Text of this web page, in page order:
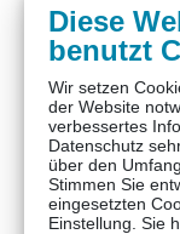
Alter Stadtweg 1
37574 Einbeck
Germany
Diese
benutzt
Wir setzen
der Website
verbessertes
Datenschutz
über den
Stimmen Sie
eingesetzten
Einstellung. Sie